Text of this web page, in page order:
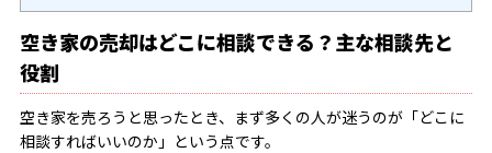
空き家の売却はどこに相談できる？主な相談先と
役割
空き家を売ろうと思ったとき、まず多くの人が迷うのが「どこに
相談すればいいのか」という点です。